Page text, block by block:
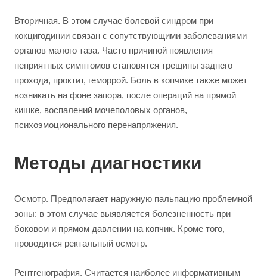
Вторичная. В этом случае болевой синдром при
кокцигодинии связан с сопутствующими заболеваниями
органов малого таза. Часто причиной появления
неприятных симптомов становятся трещины заднего
прохода, проктит, геморрой. Боль в копчике также может
возникать на фоне запора, после операций на прямой
кишке, воспалений мочеполовых органов,
психоэмоционального перенапряжения.
Методы диагностики
Осмотр. Предполагает наружную пальпацию проблемной
зоны: в этом случае выявляется болезненность при
боковом и прямом давлении на копчик. Кроме того,
проводится ректальный осмотр.
Рентгенография. Считается наиболее информативным